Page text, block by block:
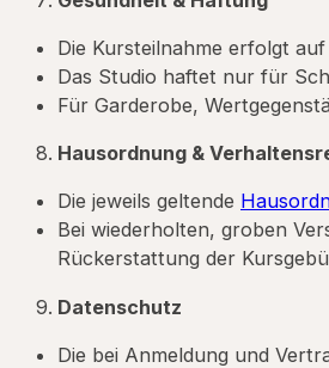
Die Kursteilnahme erfolgt
Das Studio haftet nur für
Für Garderobe,
Hausordnung &
Die jeweils geltende
Bei wiederholten, groben
Rückerstattung der
Datenschutz
Die bei Anmeldung und